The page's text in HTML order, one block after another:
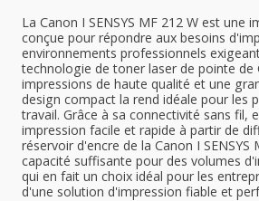
La Canon I SENSYS MF 212 W est une
conçue pour répondre aux besoins
environnements professionnels
technologie de toner laser de pointe de
impressions de haute qualité et une
design compact la rend idéale pour les
travail. Grâce à sa connectivité sans fil,
impression facile et rapide à partir de
réservoir d'encre de la Canon I SENSYS
capacité suffisante pour des volumes
qui en fait un choix idéal pour les
d'une solution d'impression fiable et